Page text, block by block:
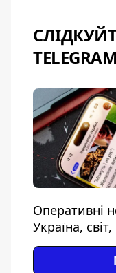
TELEGRAM
Оперативні
Україна,